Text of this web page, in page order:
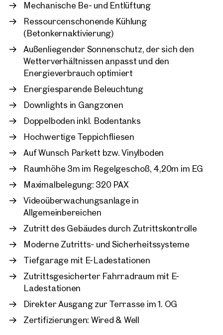
nachhaltigen Kriterien gestaltet. Das durchdacht
komponierte Ensemble von zwei diagonal positionierten
Hochhäusern und vier Flachbauten bietet einen breiten
Nutzungsmix von individuell konfigurierbaren Offices,
hochwertigem Wohnraum, einem Hotel und Serviced
Apartments, sowie einer großen Vielfalt an Einkaufs- und
Freizeitmöglichkeiten direkt vor Ort. Für Ihren
außertourlichen Bedarf an Besprechungen stehen Ihnen
zahlreiche Konferenzräumlichkeiten im Gesamtareal des
VIENNA TWENTYTWO zur Verfügung.
Mechanische Be- und Entlüftung
Ressourcenschonende Kühlung
(Betonkernaktivierung)
Außenliegender Sonnenschutz, der sich den
Wetterverhältnissen anpasst und den
Energieverbrauch optimiert
Energiesparende Beleuchtung
Downlights in Gangzonen
Doppelboden inkl. Bodentanks
Hochwertige Teppichfliesen
Auf Wunsch Parkett bzw. Vinylboden
Raumhöhe 3m im Regelgeschoß, 4,20m im EG
Maximalbelegung: 320 PAX
Videoüberwachungsanlage in
Allgemeinbereichen
Zutritt des Gebäudes durch Zutrittskontrolle
Moderne Zutritts- und Sicherheitssysteme
Tiefgarage mit E-Ladestationen
Zutrittsgesicherter Fahrradraum mit E-
Ladestationen
Direkter Ausgang zur Terrasse im 1. OG
Zertifizierungen: Wired & Well
Unique Office - VIENNA
Verfügbar Nach
€ 73.079,03 /Monat netto